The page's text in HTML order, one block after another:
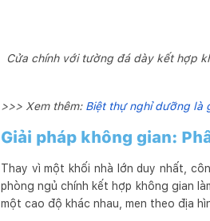
Cửa chính với tường đá dày kết hợp
>>> Xem thêm: Biệt thự nghỉ dưỡng là
Giải pháp không gian:
Thay vì một khối nhà lớn duy nhất,
phòng ngủ chính kết hợp không gian
một cao độ khác nhau, men theo địa